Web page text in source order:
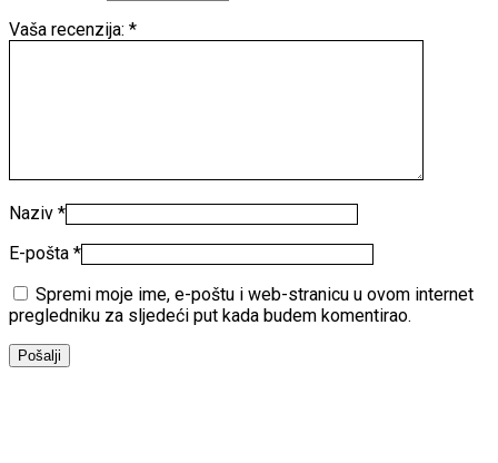
Vaša recenzija: *
Naziv *
E-pošta *
Spremi moje ime, e-poštu i web-stranicu u ovom internet
pregledniku za sljedeći put kada budem komentirao.